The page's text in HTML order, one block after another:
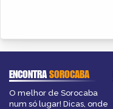
ENCONTRASOROCABA
O melhor de Sorocaba
num só lugar! Dicas, onde